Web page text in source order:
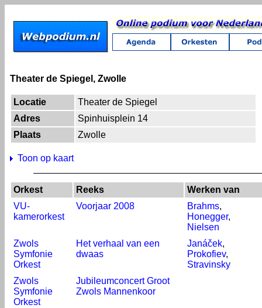
Theater de Spiegel, Zwolle
Locatie
Theater de Spiegel
Adres
Spinhuisplein 14
Plaats
Zwolle
Toon op kaart
Orkest Reeks
Werken van
VU-
kamerorkest
Voorjaar 2008 Brahms,
Honegger,
Nielsen
Zwols
Symfonie
Orkest
Het verhaal van een
dwaas
Janáček,
Prokofiev,
Stravinsky
Zwols
Symfonie
Orkest
Jubileumconcert Groot
Zwols Mannenkoor